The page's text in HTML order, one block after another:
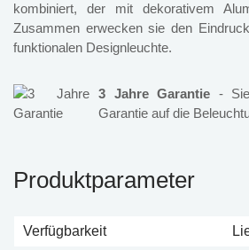
kombiniert, der mit dekorativem
Zusammen erwecken sie den
funktionalen Designleuchte.
3 Jahre Garantie -
Garantie auf die
Produktparameter
Verfügbarkeit